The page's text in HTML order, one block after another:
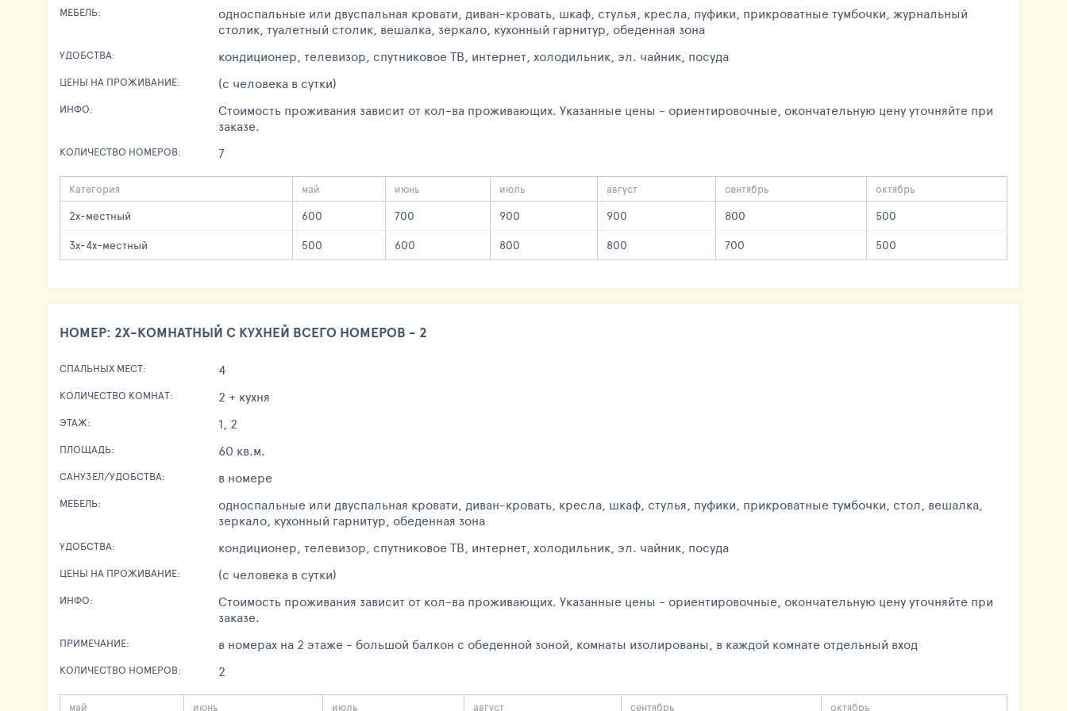
МЕБЕЛЬ:
односпальные или двуспальная кровати, диван-кровать, шкаф, стулья, кресла, пуфики, прикроватные тумбочки, журнальный
столик, туалетный столик, вешалка, зеркало, кухонный гарнитур, обеденная зона
УДОБСТВА: кондиционер, телевизор, спутниковое ТВ, интернет, холодильник, эл. чайник, посуда
ЦЕНЫ НА ПРОЖИВАНИЕ: (с человека в сутки)
ИНФО:
Стоимость проживания зависит от кол-ва проживающих. Указанные цены - ориентировочные, окончательную цену уточняйте при
заказе.
КОЛИЧЕСТВО НОМЕРОВ: 7
Категория май июнь июль август сентябрь октябрь
2х-местный 600 700 900 900 800
500
3х-4х-местный
500 600 800 800 700 500
НОМЕР: 2Х-КОМНАТНЫЙ С КУХНЕЙ ВСЕГО НОМЕРОВ - 2
СПАЛЬНЫХ МЕСТ: 4
КОЛИЧЕСТВО КОМНАТ: 2 + кухня
ЭТАЖ: 1, 2
ПЛОЩАДЬ: 60 кв.м.
САНУЗЕЛ/УДОБСТВА: в номере
МЕБЕЛЬ:
односпальные или двуспальная кровати, диван-кровать, кресла, шкаф, стулья, пуфики, прикроватные тумбочки, стол, вешалка,
зеркало, кухонный гарнитур, обеденная зона
УДОБСТВА: кондиционер, телевизор, спутниковое ТВ, интернет, холодильник, эл. чайник, посуда
ЦЕНЫ НА ПРОЖИВАНИЕ: (с человека в сутки)
ИНФО:
Стоимость проживания зависит от кол-ва проживающих. Указанные цены - ориентировочные, окончательную цену уточняйте при
заказе.
ПРИМЕЧАНИЕ: в номерах на 2 этаже - большой балкон с обеденной зоной, комнаты изолированы, в каждой комнате отдельный вход
КОЛИЧЕСТВО НОМЕРОВ: 2
май июнь июль август сентябрь октябрь